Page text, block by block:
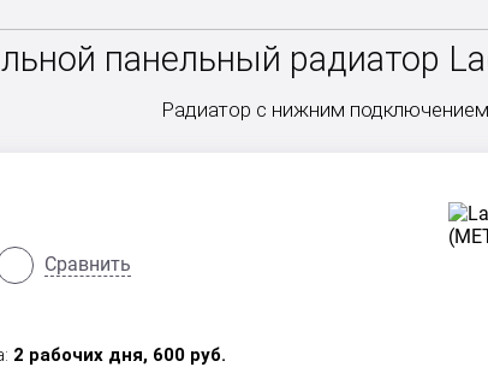
панельный радиатор
Радиатор с нижним
Сравнить
2 рабочих дня, 600 руб.